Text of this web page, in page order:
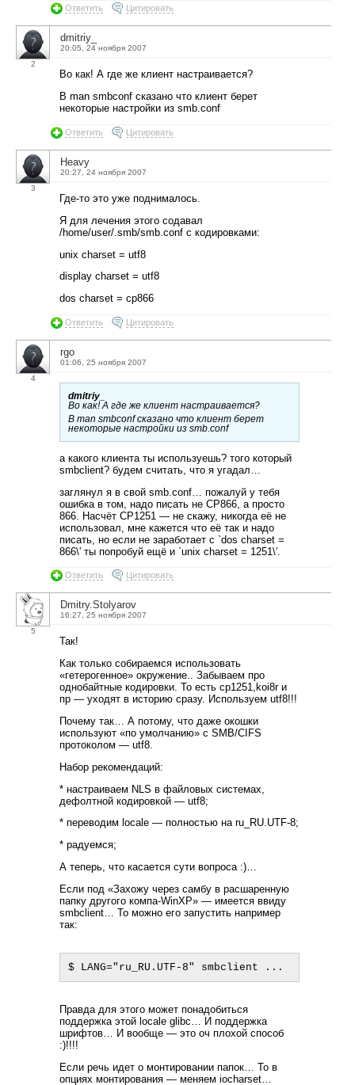
Ответить Цитировать
2
dmitriy_
20:05, 24 ноября 2007
Во как! А где же клиент настраивается?
В man smbconf сказано что клиент берет
некоторые настройки из smb.conf
Ответить Цитировать
3
Heavy
20:27, 24 ноября 2007
Где-то это уже поднималось.
Я для лечения этого содавал
/home/user/.smb/smb.conf c кодировками:
unix charset = utf8
display charset = utf8
dos charset = cp866
Ответить Цитировать
4
rgo
01:06, 25 ноября 2007
dmitriy_
Во как! А где же клиент настраивается?
В man smbconf сказано что клиент берет
некоторые настройки из smb.conf
а какого клиента ты используешь? того который
smbclient? будем считать, что я угадал…
заглянул я в свой smb.conf… пожалуй у тебя
ошибка в том, надо писать не CP866, а просто
866. Насчёт CP1251 — не скажу, никогда её не
использовал, мне кажется что её так и надо
писать, но если не заработает с `dos charset =
866\′ ты попробуй ещё и `unix charset = 1251\′.
Ответить Цитировать
5
Dmitry.Stolyarov
16:27, 25 ноября 2007
Так!
Как только собираемся использовать
«гетерогенное» окружение.. Забываем про
однобайтные кодировки. То есть cp1251,koi8r и
пр — уходят в историю сразу. Используем utf8!!!
Почему так… А потому, что даже окошки
используют «по умолчанию» с SMB/CIFS
протоколом — utf8.
Набор рекомендаций:
* настраиваем NLS в файловых системах,
дефолтной кодировкой — utf8;
* переводим locale — полностью на ru_RU.UTF-8;
* радуемся;
А теперь, что касается сути вопроса :)…
Если под «Захожу через самбу в расшаренную
папку другого компа-WinXP» — имеется ввиду
smbclient… То можно его запустить например
так:
Правда для этого может понадобиться
поддержка этой locale glibc… И поддержка
шрифтов… И вообще — это оч плохой способ
:)!!!!
Если речь идет о монтировании папок… То в
опциях монтирования — меняем iocharset…